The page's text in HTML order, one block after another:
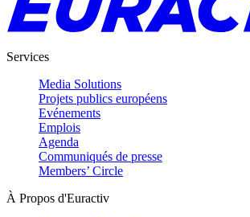
Services
Media Solutions
Projets publics européens
Evénements
Emplois
Agenda
Communiqués de presse
Members’ Circle
À Propos d'Euractiv